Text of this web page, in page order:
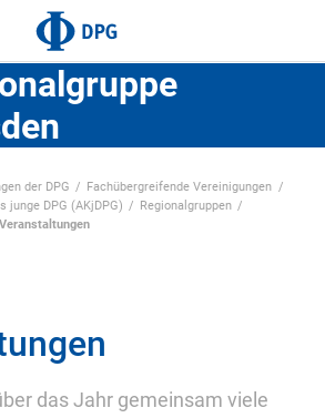
der DPG
Fachübergreifende Vereinigungen
junge DPG (AKjDPG)
Regionalgruppen
Veranstaltungen
das Jahr gemeinsam viele